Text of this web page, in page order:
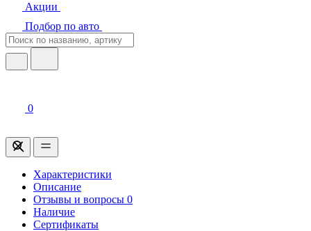
Акции
Подбор по авто
0
Характеристики
Описание
Отзывы и вопросы 0
Наличие
Сертификаты